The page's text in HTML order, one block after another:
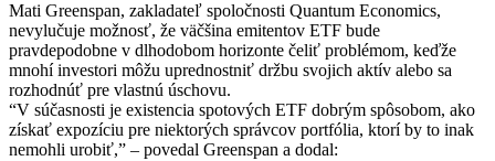
Mati Greenspan, zakladateľ spoločnosti Quantum Economics,
nevylučuje možnosť, že väčšina emitentov ETF bude
pravdepodobne v dlhodobom horizonte čeliť problémom, keďže
mnohí investori môžu uprednostniť držbu svojich aktív alebo sa
rozhodnúť pre vlastnú úschovu.
“V súčasnosti je existencia spotových ETF dobrým spôsobom, ako
získať expozíciu pre niektorých správcov portfólia, ktorí by to inak
nemohli urobiť,” – povedal Greenspan a dodal: